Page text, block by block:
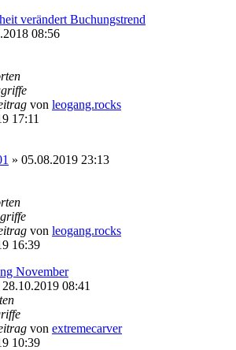
verändert Buchungstrend
08:56
von leogang.rocks
17:11
» 05.08.2019 23:13
von leogang.rocks
16:39
November
28.10.2019 08:41
von extremecarver
10:39